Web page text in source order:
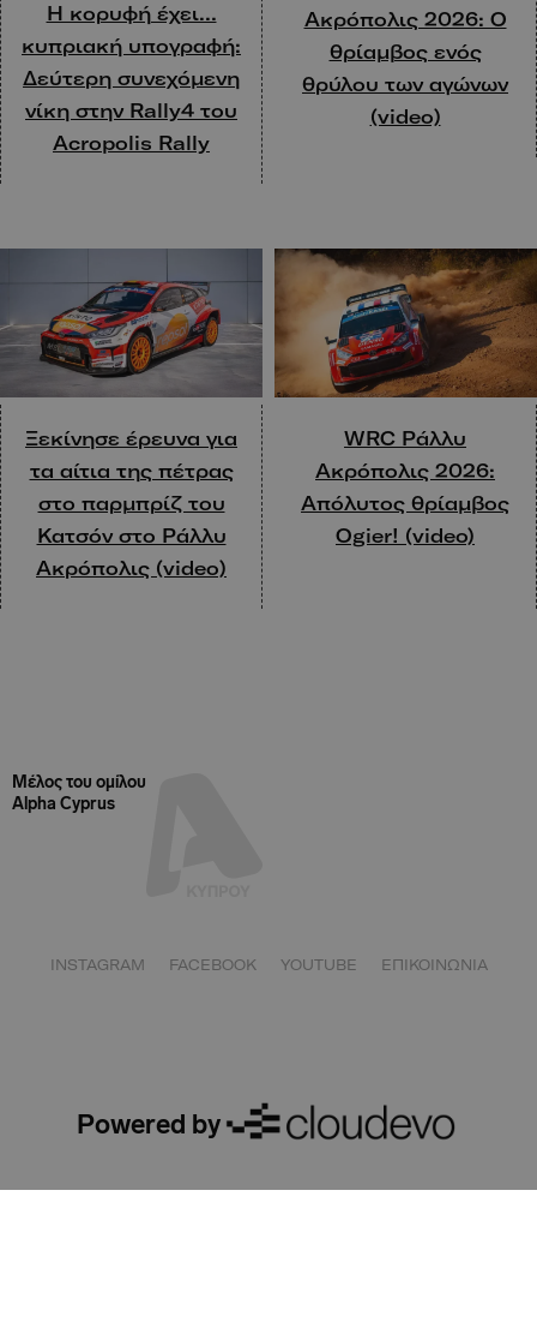
Η κορυφή έχει…
κυπριακή υπογραφή:
Δεύτερη συνεχόμενη
νίκη στην Rally4 του
Acropolis Rally
Ακρόπολις 2026: Ο
θρίαμβος ενός
θρύλου των αγώνων
(video)
Ξεκίνησε έρευνα για
τα αίτια της πέτρας
στο παρμπρίζ του
Κατσόν στο Ράλλυ
Ακρόπολις (video)
WRC Ράλλυ
Ακρόπολις 2026:
Απόλυτος θρίαμβος
Ogier! (video)
Μέλος του ομίλου
Alpha Cyprus
Powered by
INSTAGRAM FACEBOOK YOUTUBE ΕΠΙΚΟΙΝΩΝΙΑ